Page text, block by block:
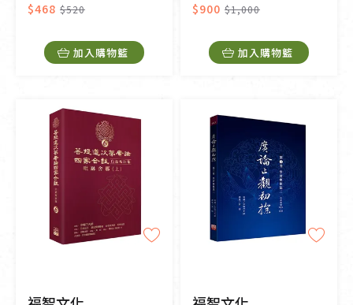
$468 $520
加入購物籃
$900 $1,000
加入購物籃